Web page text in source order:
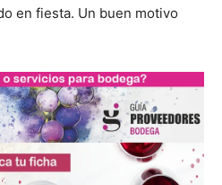
en fiesta. Un buen motivo